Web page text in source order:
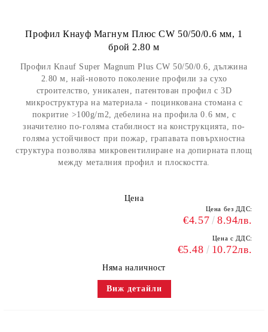
Профил Кнауф Магнум Плюс CW 50/50/0.6 мм, 1
брой 2.80 м
Профил Knauf Super Magnum Plus CW 50/50/0.6, дължина
2.80 м, най-новото поколение профили за сухо
строителство, уникален, патентован профил с 3D
микроструктура на материала - поцинкована стомана с
покритие >100g/m2, дебелина на профила 0.6 мм, с
значително по-голяма стабилност на конструкцията, по-
голяма устойчивост при пожар, грапавата повърхностна
структура позволява микровентилиране на допирната площ
между металния профил и плоскостта.
Цена
Цена без ДДС:
€4.57 8.94лв.
Цена с ДДС:
€5.48 10.72лв.
Няма наличност
Виж детайли